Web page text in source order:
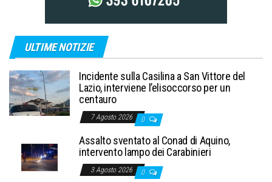
ULTIME NOTIZIE
Incidente sulla Casilina a San Vittore del
Lazio, interviene l’elisoccorso per un
centauro
7 Agosto 2026 0
Assalto sventato al Conad di Aquino,
intervento lampo dei Carabinieri
3 Agosto 2026 0